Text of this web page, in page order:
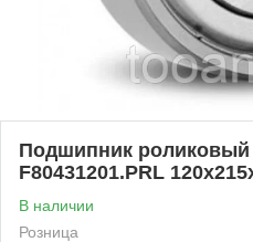
Подшипник
F80431201.PRL
В наличии
Розница